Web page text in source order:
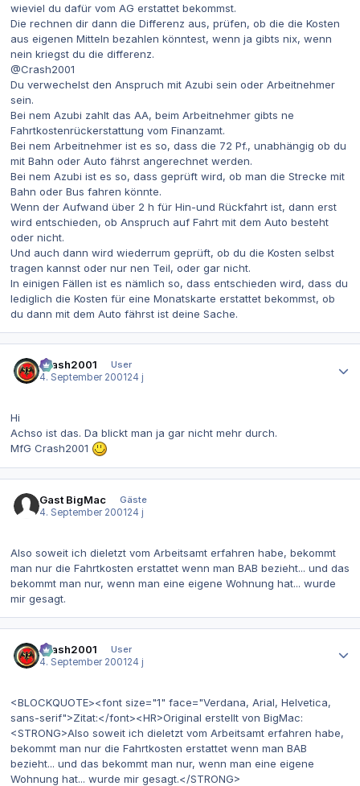
wieviel du dafür vom AG erstattet bekommst.
Die rechnen dir dann die Differenz aus, prüfen, ob die die Kosten
aus eigenen Mitteln bezahlen könntest, wenn ja gibts nix, wenn
nein kriegst du die differenz.
@Crash2001
Du verwechelst den Anspruch mit Azubi sein oder Arbeitnehmer
sein.
Bei nem Azubi zahlt das AA, beim Arbeitnehmer gibts ne
Fahrtkostenrückerstattung vom Finanzamt.
Bei nem Arbeitnehmer ist es so, dass die 72 Pf., unabhängig ob du
mit Bahn oder Auto fährst angerechnet werden.
Bei nem Azubi ist es so, dass geprüft wird, ob man die Strecke mit
Bahn oder Bus fahren könnte.
Wenn der Aufwand über 2 h für Hin-und Rückfahrt ist, dann erst
wird entschieden, ob Anspruch auf Fahrt mit dem Auto besteht
oder nicht.
Und auch dann wird wiederrum geprüft, ob du die Kosten selbst
tragen kannst oder nur nen Teil, oder gar nicht.
In einigen Fällen ist es nämlich so, dass entschieden wird, dass du
lediglich die Kosten für eine Monatskarte erstattet bekommst, ob
du dann mit dem Auto fährst ist deine Sache.
Crash2001
User
4. September 2001 24 j
Hi
Achso ist das. Da blickt man ja gar nicht mehr durch.
MfG Crash2001
Gast BigMac
Gäste
4. September 2001 24 j
Also soweit ich dieletzt vom Arbeitsamt erfahren habe, bekommt
man nur die Fahrtkosten erstattet wenn man BAB bezieht... und das
bekommt man nur, wenn man eine eigene Wohnung hat... wurde
mir gesagt.
Crash2001
User
4. September 2001 24 j
<BLOCKQUOTE><font size="1" face="Verdana, Arial, Helvetica,
sans-serif">Zitat:</font><HR>Original erstellt von BigMac:
<STRONG>Also soweit ich dieletzt vom Arbeitsamt erfahren habe,
bekommt man nur die Fahrtkosten erstattet wenn man BAB
bezieht... und das bekommt man nur, wenn man eine eigene
Wohnung hat... wurde mir gesagt.</STRONG>